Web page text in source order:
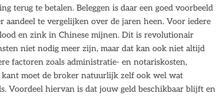
terug te betalen. Beleggen is daar een goed voorbeeld
te vergelijken over de jaren heen. Voor iedere
en zink in Chinese mijnen. Dit is revolutionair
niet nodig meer zijn, maar dat kan ook niet altijd
factoren zoals administratie- en notariskosten,
kant moet de broker natuurlijk zelf ook wel wat
Voordeel hiervan is dat jouw geld beschikbaar blijft en